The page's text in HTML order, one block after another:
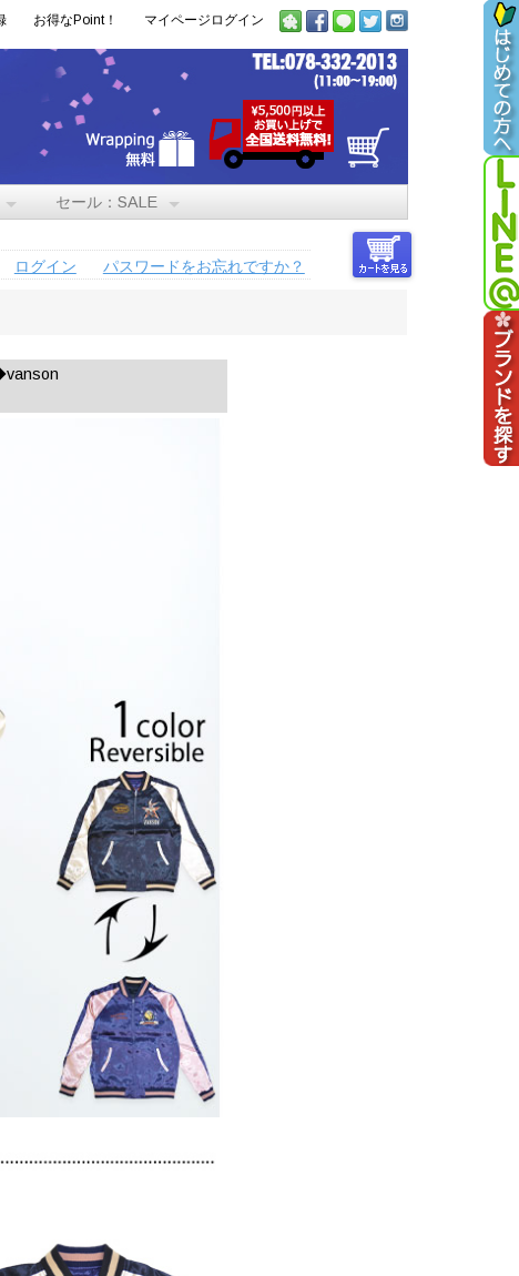
お得なPoint！ マイページログイン
セール：SALE
ログイン パスワードをお忘れですか？